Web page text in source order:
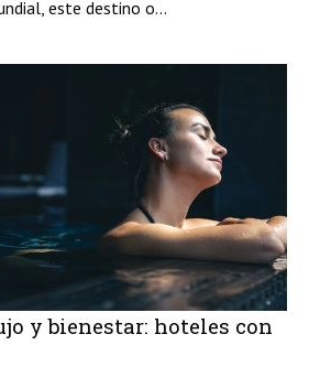
este destino o...
y bienestar: hoteles con